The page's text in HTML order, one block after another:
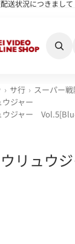
送状況につきまして
佐川急便配送状
サ行
スーパー
ジャー
ウジャー
リュウ